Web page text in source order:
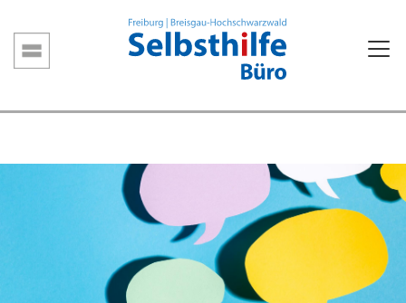
zum
Inhalt
Hauptnavigation